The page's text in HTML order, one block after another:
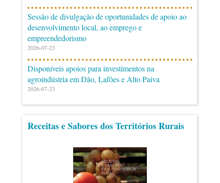
Sessão de divulgação de oportunidades de apoio ao
desenvolvimento local, ao emprego e
empreendedorismo
2026-07-23
Disponíveis apoios para investimentos na
agroindústria em Dão, Lafões e Alto Paiva
2026-07-23
Receitas e Sabores dos Territórios Rurais